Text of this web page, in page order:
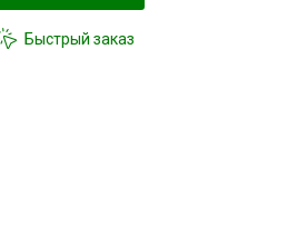
Быстрый заказ